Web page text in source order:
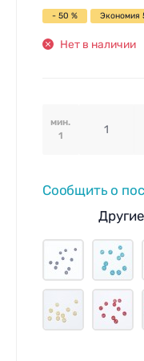
- 50 % Экономия
Нет в наличии
мин.
1
Сообщить о